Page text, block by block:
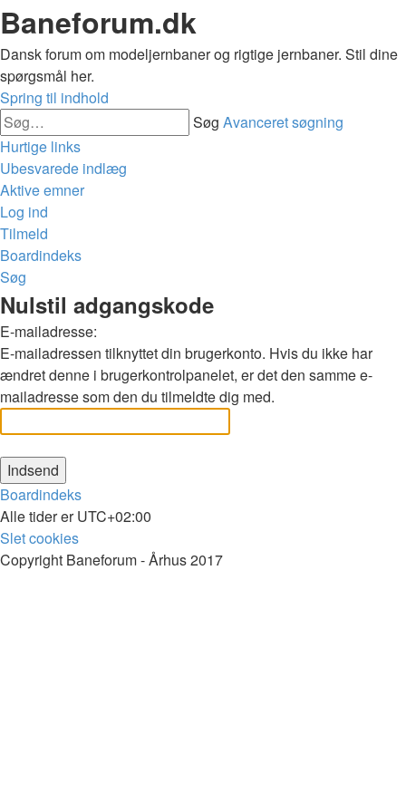
Baneforum.dk
Dansk forum om modeljernbaner og rigtige jernbaner. Stil dine
spørgsmål her.
Spring til indhold
Søg Avanceret søgning
Hurtige links
Ubesvarede indlæg
Aktive emner
Log ind
Tilmeld
Boardindeks
Søg
Nulstil adgangskode
E-mailadresse:
E-mailadressen tilknyttet din brugerkonto. Hvis du ikke har
ændret denne i brugerkontrolpanelet, er det den samme e-
mailadresse som den du tilmeldte dig med.
Boardindeks
Alle tider erUTC+02:00
Slet cookies
Copyright Baneforum - Århus 2017